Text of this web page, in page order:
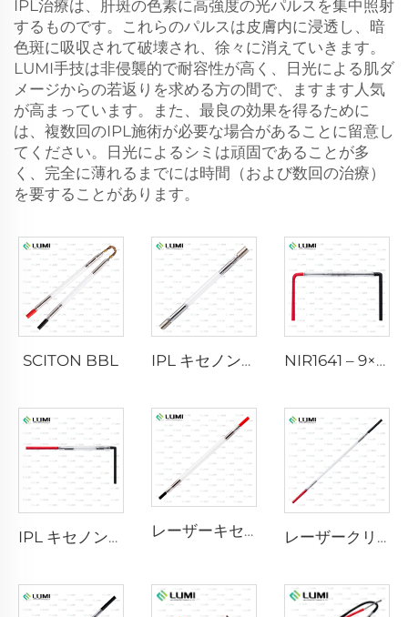
IPL治療は、肝斑の色素に高強度の光パルスを集中照射
するものです。これらのパルスは皮膚内に浸透し、暗
色斑に吸収されて破壊され、徐々に消えていきます。
LUMI手技は非侵襲的で耐容性が高く、日光による肌ダ
メージからの若返りを求める方の間で、ますます人気
が高まっています。また、最良の効果を得るために
は、複数回のIPL施術が必要な場合があることに留意し
てください。日光によるシミは頑固であることが多
く、完全に薄れるまでには時間（および数回の治療）
を要することがあります。
SCITON BBL IPL キセノンランプ P1640 – 7×47×110 mm NIR1641 – 9×45×110 mm
IPL キセノンランプ P1541 – 9×45×100 mm レーザーキセノンランプ L2741 – 7×100×167 mm レーザークリプトンランプ L2851-5×105×175 mm